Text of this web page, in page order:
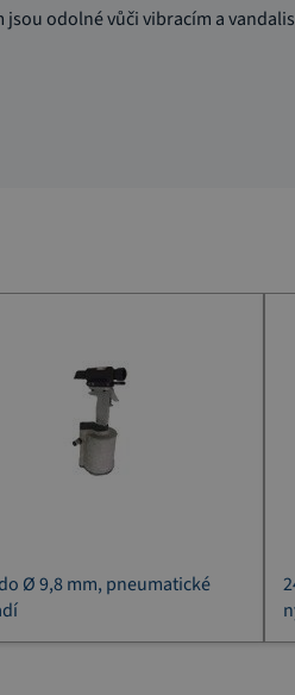
odolné vůči vibracím a
Ø 9,8 mm, pneumatické